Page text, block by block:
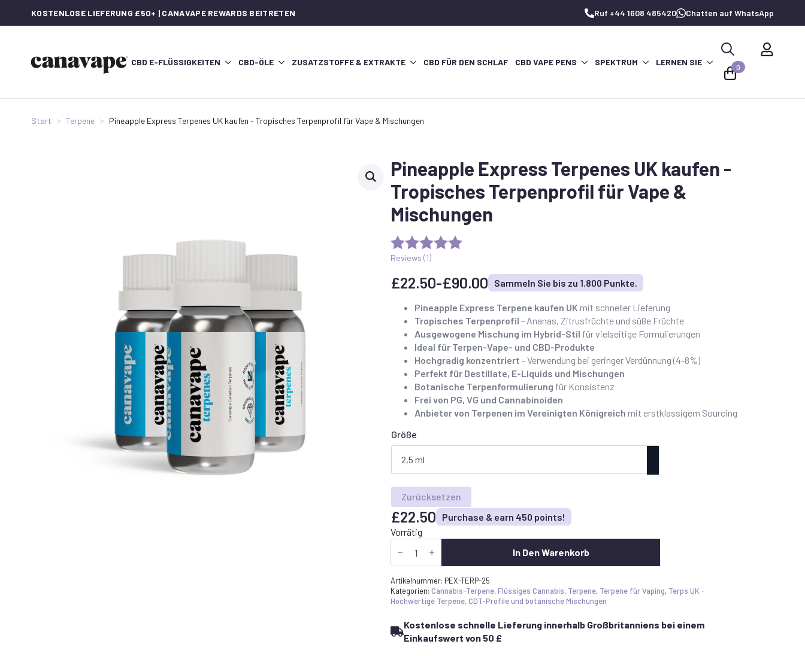
KOSTENLOSE LIEFERUNG £50+ | CANAVAPE REWARDS BEITRETEN Ruf +44 1608 485420 Chatten auf WhatsApp
CBD E-FLÜSSIGKEITEN CBD-ÖLE ZUSATZSTOFFE & EXTRAKTE CBD FÜR DEN SCHLAF CBD VAPE PENS SPEKTRUM LERNEN SIE
Suche
nach:
0
Start Terpene Pineapple Express Terpenes UK kaufen - Tropisches Terpenprofil für Vape & Mischungen
Pineapple Express Terpenes UK kaufen -
Tropisches Terpenprofil für Vape &
Mischungen
Reviews (1)
£22.50-£90.00
Preisspanne:
22,50
bis
90,00
Sammeln Sie bis zu 1.800 Punkte.
Pineapple Express Terpene kaufen UK mit schneller Lieferung
Tropisches Terpenprofil - Ananas, Zitrusfrüchte und süße Früchte
Ausgewogene Mischung im Hybrid-Stil für vielseitige Formulierungen
Ideal für Terpen-Vape- und CBD-Produkte
Hochgradig konzentriert - Verwendung bei geringer Verdünnung (4-8%)
Perfekt für Destillate, E-Liquids und Mischungen
Botanische Terpenformulierung für Konsistenz
Frei von PG, VG und Cannabinoiden
Anbieter von Terpenen im Vereinigten Königreich mit erstklassigem Sourcing
Größe
Zurücksetzen
£22.50
Purchase & earn 450 points!
Vorrätig
Pineapple
Express
kaufen
-
Tropisches
Terpenprofil
Vape
&
In Den Warenkorb
Artikelnummer: PEX-TERP-25
Kategorien: Cannabis-Terpene,Flüssiges Cannabis, Terpene, Terpene für Vaping, Terps UK -
Hochwertige Terpene, CDT-Profile und botanische Mischungen
Kostenlose schnelle Lieferung innerhalb Großbritanniens bei einem
Einkaufswert von 50 £